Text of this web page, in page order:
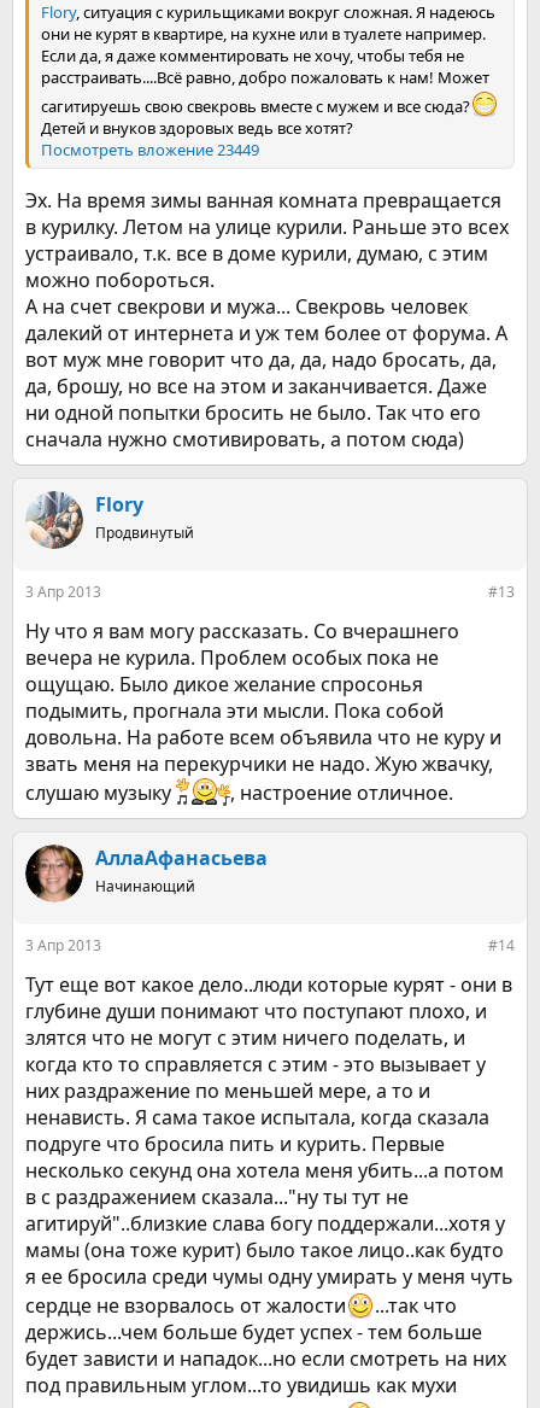
Flory, ситуация с курильщиками вокруг сложная. Я надеюсь
они не курят в квартире, на кухне или в туалете например.
Если да, я даже комментировать не хочу, чтобы тебя не
расстраивать....Всё равно, добро пожаловать к нам! Может
сагитируешь свою свекровь вместе с мужем и все сюда?
Детей и внуков здоровых ведь все хотят?
Посмотреть вложение 23449
Эх. На время зимы ванная комната превращается
в курилку. Летом на улице курили. Раньше это всех
устраивало, т.к. все в доме курили, думаю, с этим
можно побороться.
А на счет свекрови и мужа... Свекровь человек
далекий от интернета и уж тем более от форума. А
вот муж мне говорит что да, да, надо бросать, да,
да, брошу, но все на этом и заканчивается. Даже
ни одной попытки бросить не было. Так что его
сначала нужно смотивировать, а потом сюда)
Flory
Продвинутый
3 Апр 2013 #13
Ну что я вам могу рассказать. Со вчерашнего
вечера не курила. Проблем особых пока не
ощущаю. Было дикое желание спросонья
подымить, прогнала эти мысли. Пока собой
довольна. На работе всем объявила что не куру и
звать меня на перекурчики не надо. Жую жвачку,
слушаю музыку
, настроение отличное.
АллаАфанасьева
Начинающий
3 Апр 2013 #14
Тут еще вот какое дело..люди которые курят - они в
глубине души понимают что поступают плохо, и
злятся что не могут с этим ничего поделать, и
когда кто то справляется с этим - это вызывает у
них раздражение по меньшей мере, а то и
ненависть. Я сама такое испытала, когда сказала
подруге что бросила пить и курить. Первые
несколько секунд она хотела меня убить...а потом
в с раздражением сказала..."ну ты тут не
агитируй"..близкие слава богу поддержали...хотя у
мамы (она тоже курит) было такое лицо..как будто
я ее бросила среди чумы одну умирать у меня чуть
сердце не взорвалось от жалости
...так что
держись...чем больше будет успех - тем больше
будет зависти и нападок...но если смотреть на них
под правильным углом...то увидишь как мухи